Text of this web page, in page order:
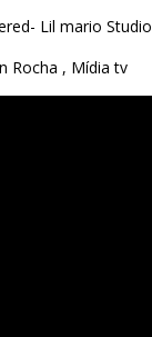
Lil mario Studio
Rocha , Mídia tv